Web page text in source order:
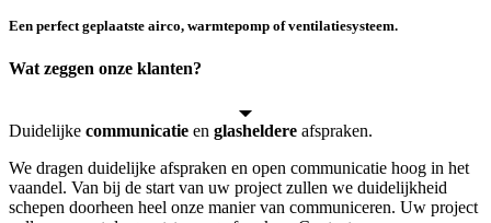
Een perfect geplaatste airco, warmtepomp of ventilatiesysteem.
Wat zeggen onze klanten?
Duidelijke communicatie en glasheldere afspraken.
We dragen duidelijke afspraken en open communicatie hoog in het
vaandel. Van bij de start van uw project zullen we duidelijkheid
schepen doorheen heel onze manier van communiceren. Uw project